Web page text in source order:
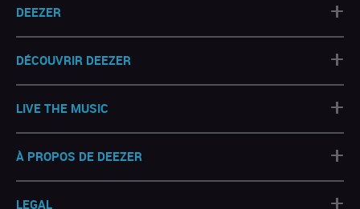
DEEZER +
DÉCOUVRIR DEEZER +
LIVE THE MUSIC +
À PROPOS DE DEEZER +
LEGAL +